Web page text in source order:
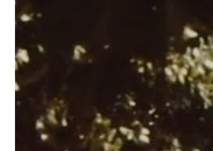
Réserver
En famille, entre amis ou en couple, entre
la Provence authentique et la Côte d’Azur,
venez profiter de la situation privilégiée,
des prestations 4 étoiles, des
emplacements tout confort et de la
douceur de vivre du Camping Leï Suves.
Que vous préfériez des séjours détente en